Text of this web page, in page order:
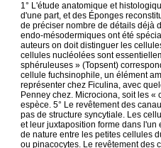
1° L'étude anatomique et
d'une part, et des Éponges
de préciser nombre de détails déjà
endo-mésodermiques ont été
auteurs on doit distinguer les
cellules nucléolées sont
sphéruleuses » (Topsent)
cellule fuchsinophile, un élément
représenter chez Ficulina, avec
Penney chez. Microciona, soit les
espèce. 5° Le revêtement des
pas de structure syncytiale. Les
et leur juxtaposition forme dans l'un
de nature entre les petites cellules
ou pinacocytes. Le revêtement des